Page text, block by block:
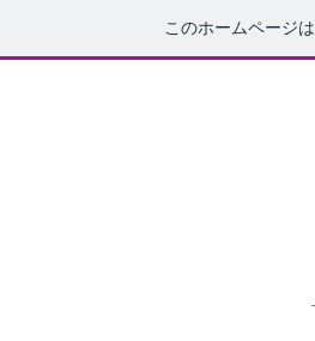
このホームページは